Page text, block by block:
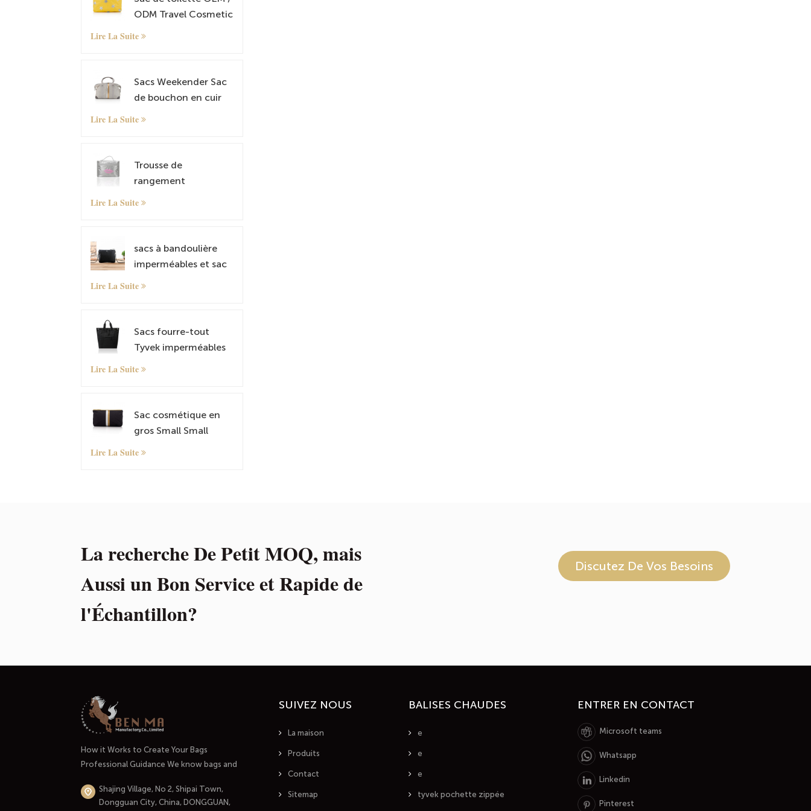
ODM Travel Cosmetic
Lire La Suite
Sacs Weekender Sac
de bouchon en cuir
manche à bagages
Lire La Suite
Trousse de
rangement
Lire La Suite
sacs à bandoulière
imperméables et sac
Lire La Suite
Sacs fourre-tout
Tyvek imperméables
Lire La Suite
Sac cosmétique en
gros Small Small
Lire La Suite
La recherche De Petit MOQ, mais
Aussi un Bon Service et Rapide de
l'Échantillon?
Discutez De Vos Besoins
How it Works to Create Your Bags
Professional Guidance We know bags and
know the market and the people who use
them.At the initial stage of our
Shajing Village, No 2, Shipai Town,
Dongguan City, China, DONGGUAN,
SUIVEZ NOUS
La maison
Produits
Contact
Sitemap
BALISES CHAUDES
e
e
e
tyvek pochette zippée
ENTRER EN CONTACT
Microsoft teams
Whatsapp
Linkedin
Pinterest